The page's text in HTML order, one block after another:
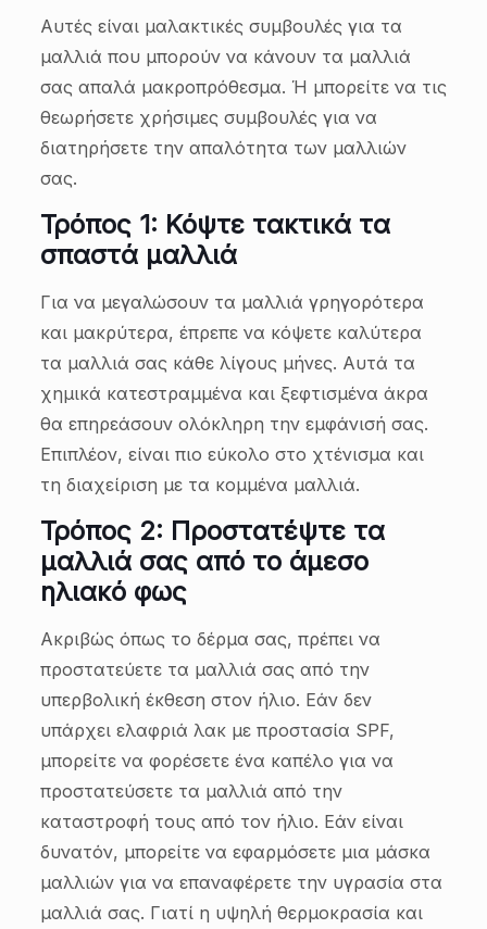
Αυτές είναι μαλακτικές συμβουλές για τα
μαλλιά που μπορούν να κάνουν τα μαλλιά
σας απαλά μακροπρόθεσμα. Ή μπορείτε να τις
θεωρήσετε χρήσιμες συμβουλές για να
διατηρήσετε την απαλότητα των μαλλιών
σας.
Τρόπος 1: Κόψτε τακτικά τα
σπαστά μαλλιά
Για να μεγαλώσουν τα μαλλιά γρηγορότερα
και μακρύτερα, έπρεπε να κόψετε καλύτερα
τα μαλλιά σας κάθε λίγους μήνες. Αυτά τα
χημικά κατεστραμμένα και ξεφτισμένα άκρα
θα επηρεάσουν ολόκληρη την εμφάνισή σας.
Επιπλέον, είναι πιο εύκολο στο χτένισμα και
τη διαχείριση με τα κομμένα μαλλιά.
Τρόπος 2: Προστατέψτε τα
μαλλιά σας από το άμεσο
ηλιακό φως
Ακριβώς όπως το δέρμα σας, πρέπει να
προστατεύετε τα μαλλιά σας από την
υπερβολική έκθεση στον ήλιο. Εάν δεν
υπάρχει ελαφριά λακ με προστασία SPF,
μπορείτε να φορέσετε ένα καπέλο για να
προστατεύσετε τα μαλλιά από την
καταστροφή τους από τον ήλιο. Εάν είναι
δυνατόν, μπορείτε να εφαρμόσετε μια μάσκα
μαλλιών για να επαναφέρετε την υγρασία στα
μαλλιά σας. Γιατί η υψηλή θερμοκρασία και